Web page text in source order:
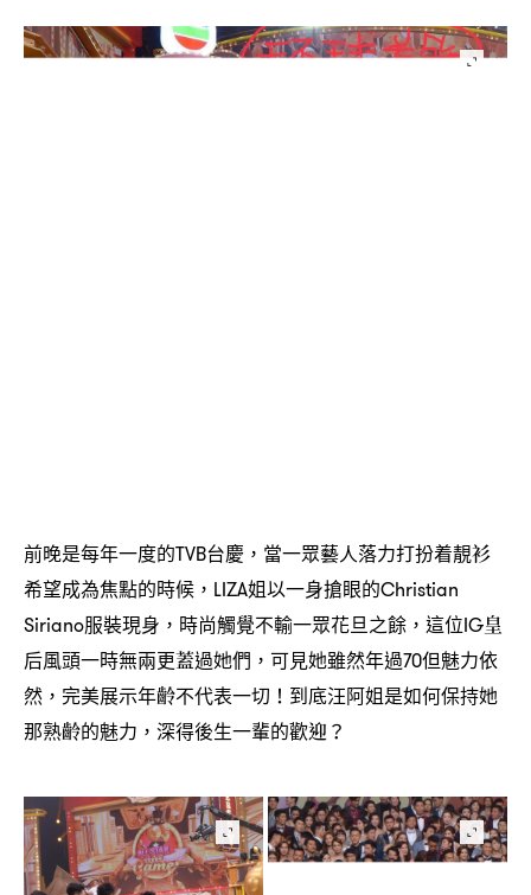
前晚是每年一度的TVB台慶 ， 當一眾藝人落力打扮着靚衫
希望成為焦點的時候 ，LIZA姐以一身搶眼的Christian
Siriano服裝現身 ， 時尚觸覺不輸一眾花旦之餘 ， 這位IG皇
后風頭一時無兩更蓋過她們 ， 可見她雖然年過70但魅力依
然 ， 完美展示年齡不代表一切 ！ 到底汪阿姐是如何保持她
那熟齡的魅力 ， 深得後生一輩的歡迎 ？